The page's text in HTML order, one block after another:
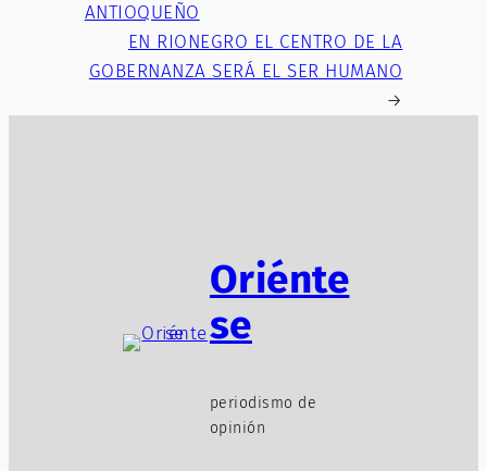
ANTIOQUEÑO
EN RIONEGRO EL CENTRO DE LA
GOBERNANZA SERÁ EL SER HUMANO
→
Oriénte
se
periodismo de
opinión